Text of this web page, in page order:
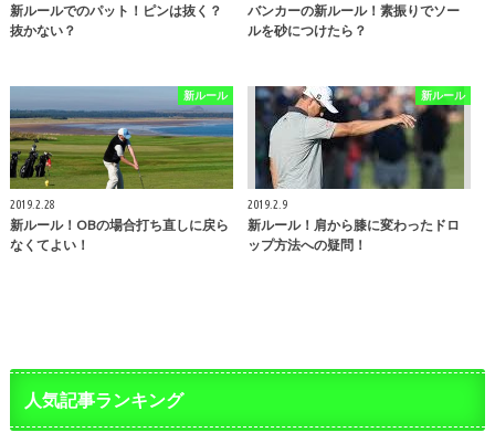
新ルールでのパット！ピンは抜く？
抜かない？
バンカーの新ルール！素振りでソー
ルを砂につけたら？
新ルール
2019.2.28
新ルール！OBの場合打ち直しに戻ら
なくてよい！
新ルール
2019.2.9
新ルール！肩から膝に変わったドロ
ップ方法への疑問！
人気記事ランキング